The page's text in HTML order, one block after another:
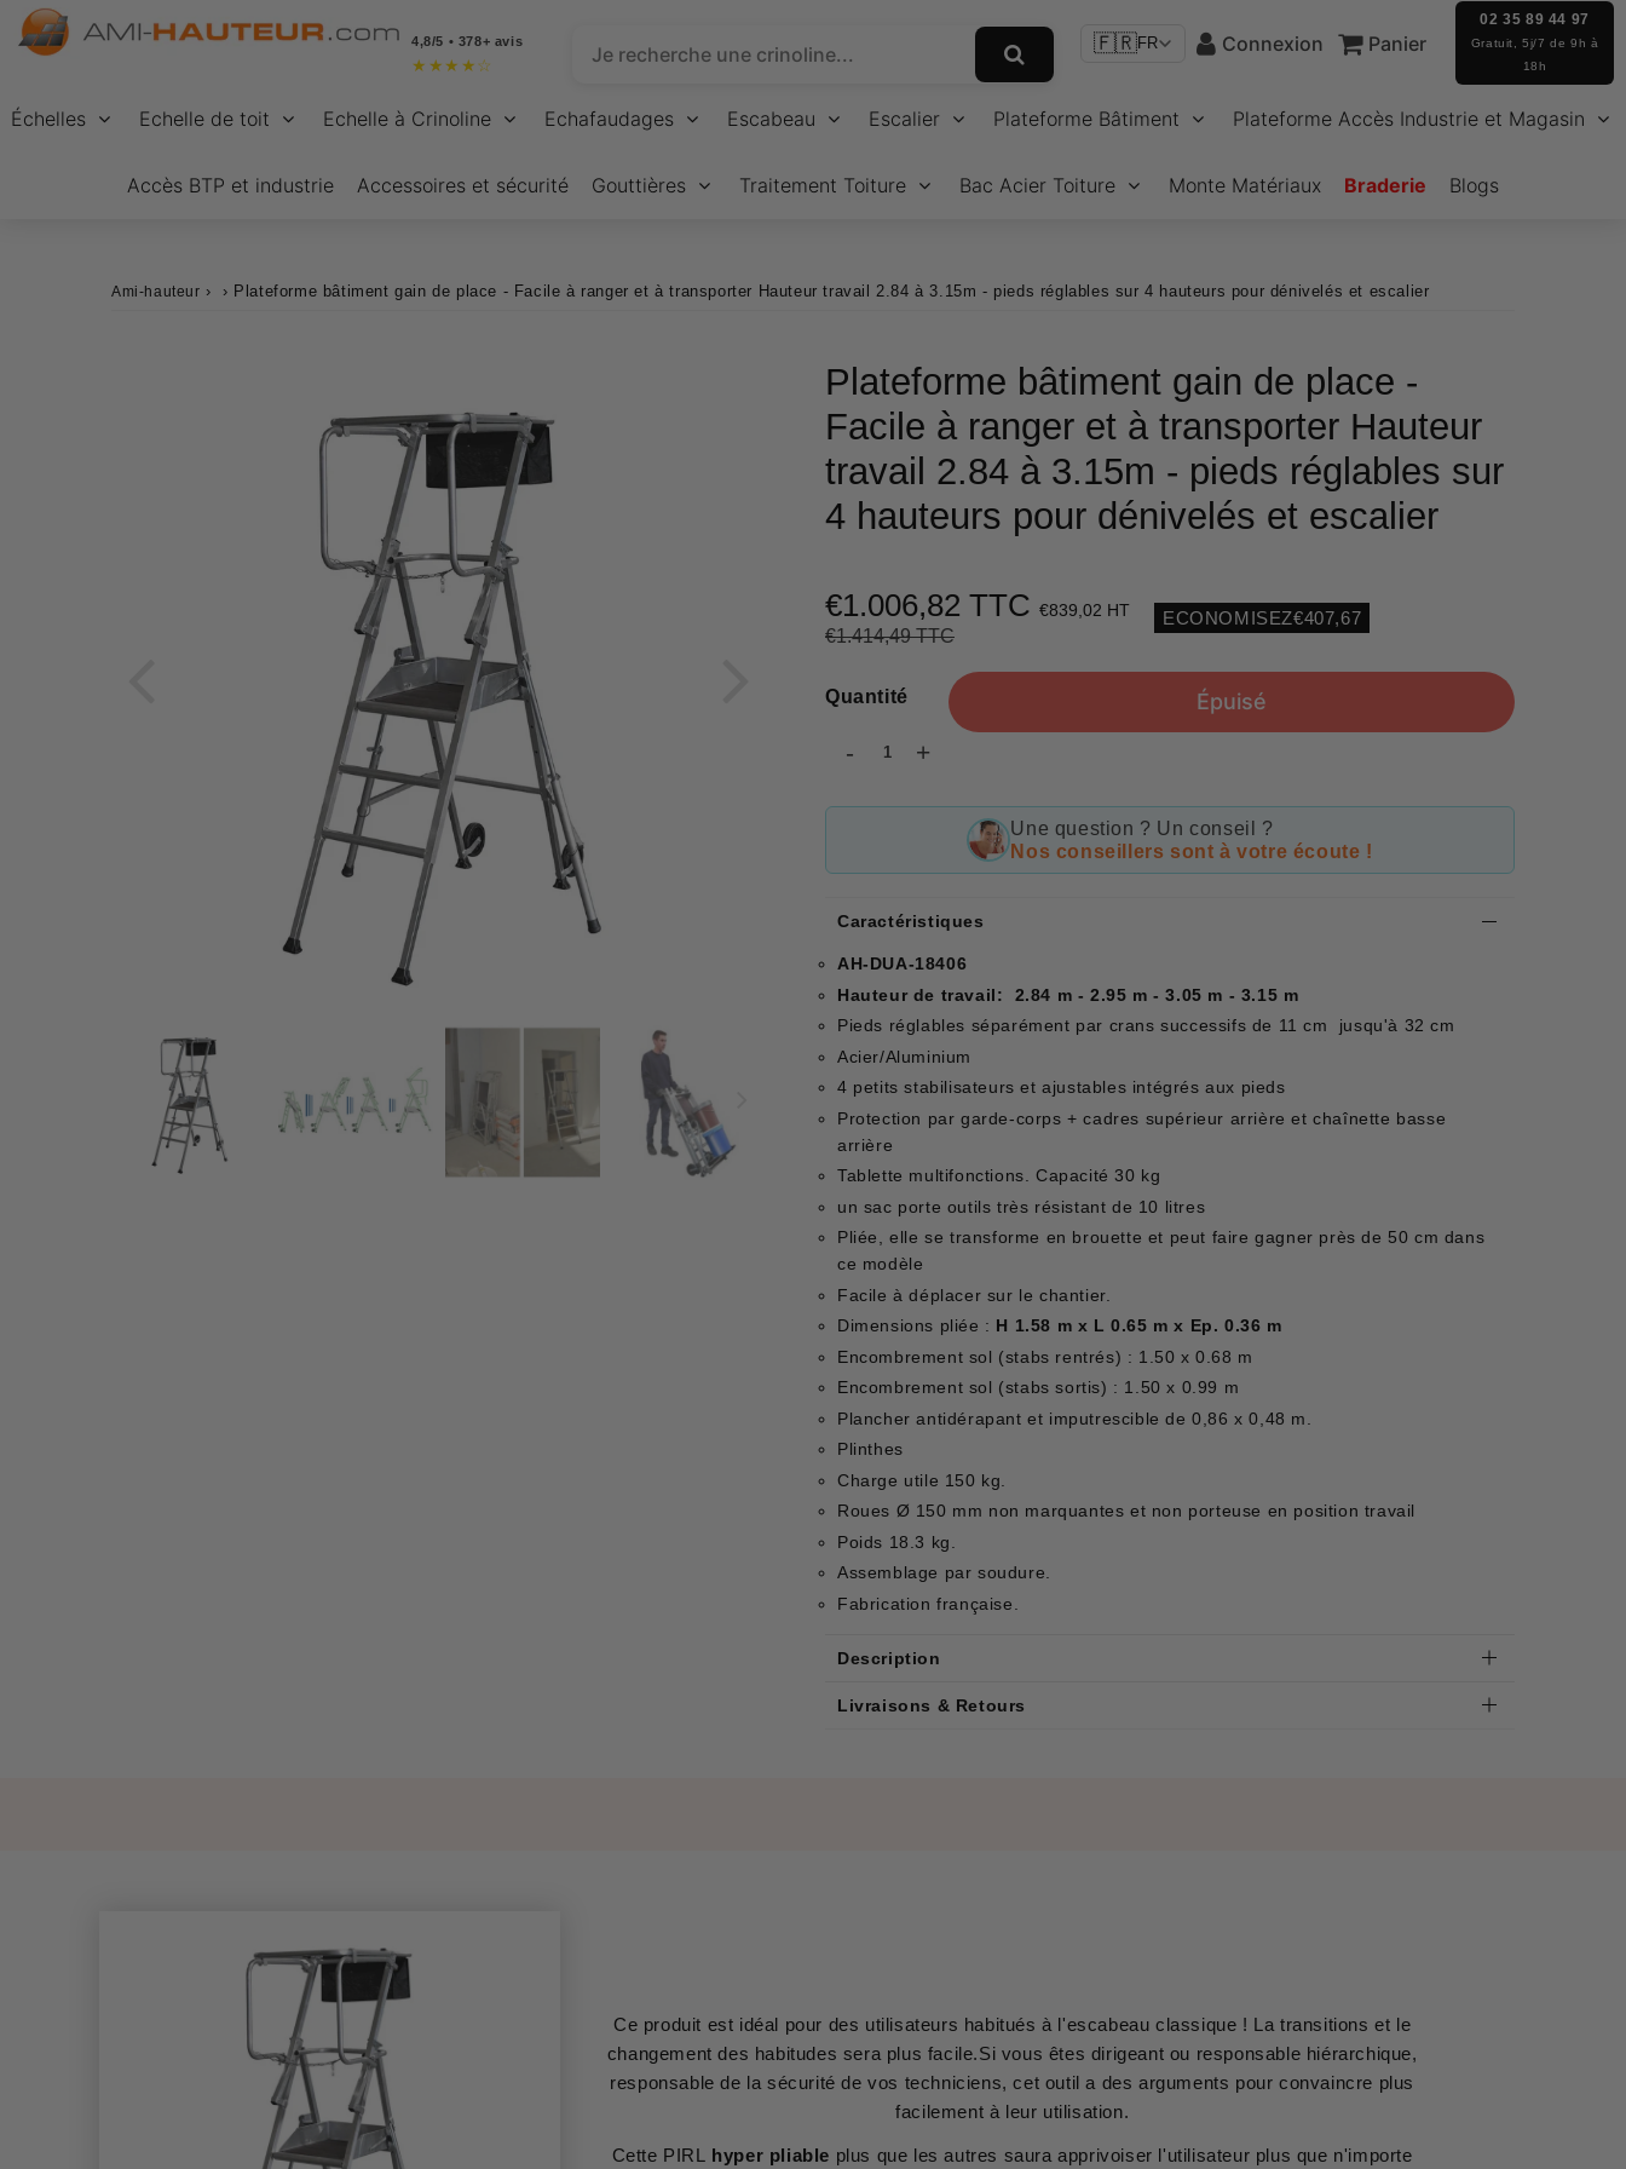
4,8/5 • 378+ avis
★ ★ ★ ★ ☆
🇫🇷FR Connexion Panier
02 35 89 44 97
Gratuit, 5j/7 de 9h à
18h
Échelles Echelle de toit Echelle à Crinoline Echafaudages Escabeau Escalier Plateforme Bâtiment Plateforme Accès Industrie et Magasin
Accès BTP et industrie Accessoires et sécurité Gouttières Traitement Toiture Bac Acier Toiture Monte Matériaux Braderie Blogs
Ami-hauteur › › Plateforme bâtiment gain de place - Facile à ranger et à transporter Hauteur travail 2.84 à 3.15m - pieds réglables sur 4 hauteurs pour dénivelés et escalier
Plateforme bâtiment gain de place -
Facile à ranger et à transporter Hauteur
travail 2.84 à 3.15m - pieds réglables sur
4 hauteurs pour dénivelés et escalier
€1.006,82 TTC €839,02 HT
€1.414,49 TTC
Unit
ECONOMISEZ€407,67
Quantité
- +
Épuisé
Une question ? Un conseil ?
Nos conseillers sont à votre écoute !
Caractéristiques
AH-DUA-18406
Hauteur de travail: 2.84 m - 2.95 m - 3.05 m - 3.15 m
Pieds réglables séparément par crans successifs de 11 cm jusqu'à 32 cm
Acier/Aluminium
4 petits stabilisateurs et ajustables intégrés aux pieds
Protection par garde-corps + cadres supérieur arrière et chaînette basse
arrière
Tablette multifonctions. Capacité 30 kg
un sac porte outils très résistant de 10 litres
Pliée, elle se transforme en brouette et peut faire gagner près de 50 cm dans
ce modèle
Facile à déplacer sur le chantier.
Dimensions pliée : H 1.58 m x L 0.65 m x Ep. 0.36 m
Encombrement sol (stabs rentrés) : 1.50 x 0.68 m
Encombrement sol (stabs sortis) : 1.50 x 0.99 m
Plancher antidérapant et imputrescible de 0,86 x 0,48 m.
Plinthes
Charge utile 150 kg.
Roues Ø 150 mm non marquantes et non porteuse en position travail
Poids 18.3 kg.
Assemblage par soudure.
Fabrication française.
Description
Livraisons & Retours
Ce produit est idéal pour des utilisateurs habitués à l'escabeau classique ! La transitions et le
changement des habitudes sera plus facile.Si vous êtes dirigeant ou responsable hiérarchique,
responsable de la sécurité de vos techniciens, cet outil a des arguments pour convaincre plus
facilement à leur utilisation.
Cette PIRL hyper pliable plus que les autres saura apprivoiser l'utilisateur plus que n'importe